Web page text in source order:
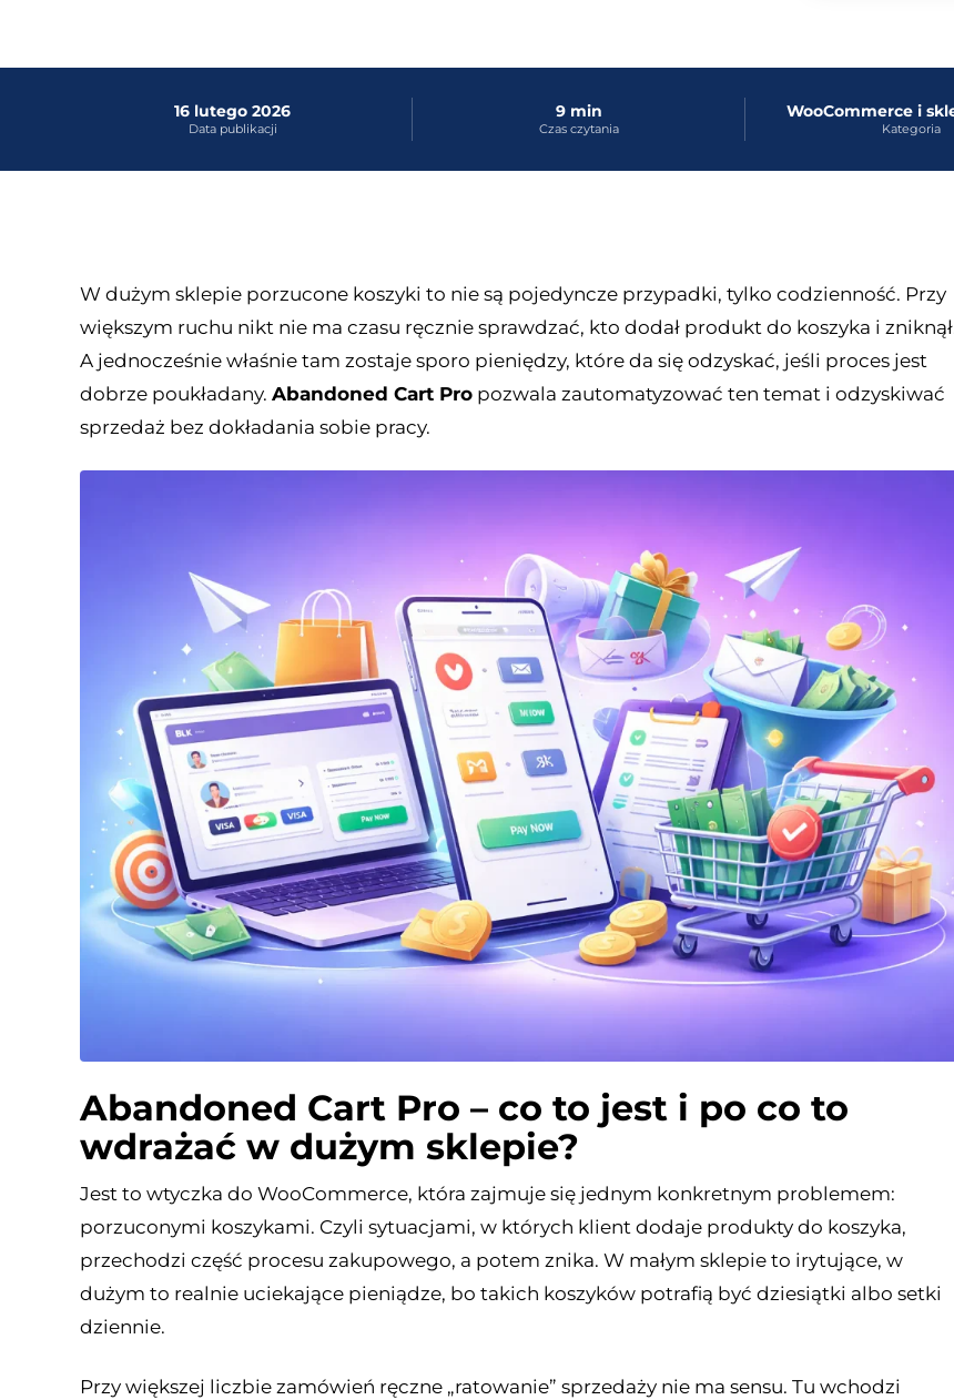
16 lutego 2026
Data publikacji
9 min
Czas czytania
WooCommerce i
Kategoria
W dużym sklepie porzucone koszyki to nie są pojedyncze przypadki, tylko codzienność. Przy
większym ruchu nikt nie ma czasu ręcznie sprawdzać, kto dodał produkt do koszyka i
A jednocześnie właśnie tam zostaje sporo pieniędzy, które da się odzyskać, jeśli proces jest
dobrze poukładany. Abandoned Cart Pro pozwala zautomatyzować ten temat i odzyskiwać
sprzedaż bez dokładania sobie pracy.
Abandoned Cart Pro – co to jest i po co to
wdrażać w dużym sklepie?
Jest to wtyczka do WooCommerce, która zajmuje się jednym konkretnym problemem:
porzuconymi koszykami. Czyli sytuacjami, w których klient dodaje produkty do koszyka,
przechodzi część procesu zakupowego, a potem znika. W małym sklepie to irytujące, w
dużym to realnie uciekające pieniądze, bo takich koszyków potrafią być dziesiątki albo setki
dziennie.
Przy większej liczbie zamówień ręczne „ratowanie” sprzedaży nie ma sensu. Tu wchodzi